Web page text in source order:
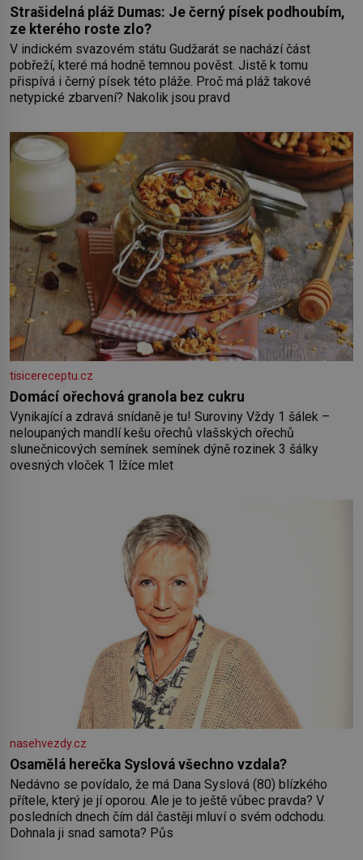
Strašidelná pláž Dumas: Je černý písek podhoubím,
ze kterého roste zlo?
V indickém svazovém státu Gudžarát se nachází část
pobřeží, které má hodně temnou pověst. Jistě k tomu
přispívá i černý písek této pláže. Proč má pláž takové
netypické zbarvení? Nakolik jsou pravd
tisicereceptu.cz
Domácí ořechová granola bez cukru
Vynikající a zdravá snídaně je tu! Suroviny Vždy 1 šálek –
neloupaných mandlí kešu ořechů vlašských ořechů
slunečnicových semínek semínek dýně rozinek 3 šálky
ovesných vloček 1 lžíce mlet
nasehvezdy.cz
Osamělá herečka Syslová všechno vzdala?
Nedávno se povídalo, že má Dana Syslová (80) blízkého
přítele, který je jí oporou. Ale je to ještě vůbec pravda? V
posledních dnech čím dál častěji mluví o svém odchodu.
Dohnala ji snad samota? Půs